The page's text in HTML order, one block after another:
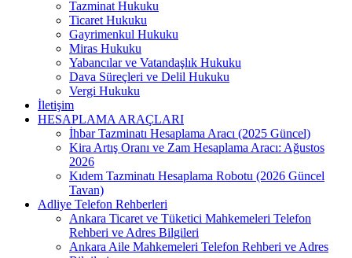
Tazminat Hukuku
Ticaret Hukuku
Gayrimenkul Hukuku
Miras Hukuku
Yabancılar ve Vatandaşlık Hukuku
Dava Süreçleri ve Delil Hukuku
Vergi Hukuku
İletişim
HESAPLAMA ARAÇLARI
İhbar Tazminatı Hesaplama Aracı (2025 Güncel)
Kira Artış Oranı ve Zam Hesaplama Aracı: Ağustos
2026
Kıdem Tazminatı Hesaplama Robotu (2026 Güncel
Tavan)
Adliye Telefon Rehberleri
Ankara Ticaret ve Tüketici Mahkemeleri Telefon
Rehberi ve Adres Bilgileri
Ankara Aile Mahkemeleri Telefon Rehberi ve Adres